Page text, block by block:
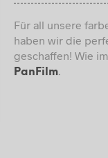
Für all unsere
haben wir die
geschaffen! Wie
PanFilm.